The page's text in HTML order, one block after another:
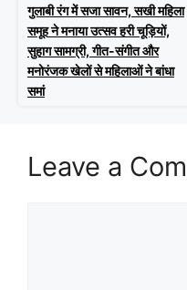
गुलाबी रंग में सजा सावन, सखी महिला
समूह ने मनाया उत्सव हरी चूड़ियों,
सुहाग सामग्री, गीत-संगीत और
मनोरंजक खेलों से महिलाओं ने बांधा
समां
Leave a